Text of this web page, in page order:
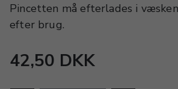
Pincetten må efterlades i
efter brug.
42,50 DKK